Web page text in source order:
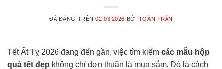
ĐÃ ĐĂNG TRÊN02.03.2026 BỞI TOÀN TRẦN
Tết Ất Tỵ 2026 đang đến gần, việc tìm kiếm các mẫu hộp
quà tết đẹp không chỉ đơn thuần là mua sắm. Đó là cách